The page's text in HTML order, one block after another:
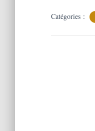
Catégories :